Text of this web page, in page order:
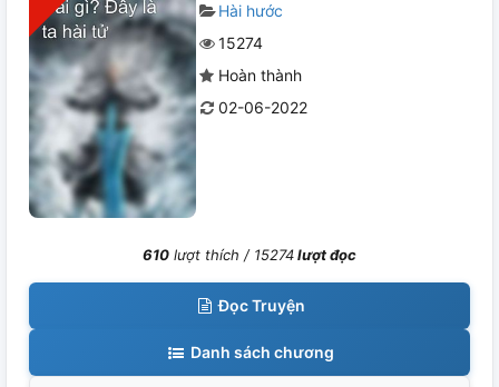
Hài hước
15274
Hoàn thành
02-06-2022
610 lượt thích / 15274lượt đọc
Đọc Truyện
Danh sách chương